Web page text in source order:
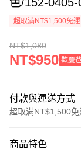
超取滿NT$1,500免運
NT$1,080
NT$950 歡慶
付款與運送方式
超取滿NT$1,500免
信用卡一次付款
商品特色